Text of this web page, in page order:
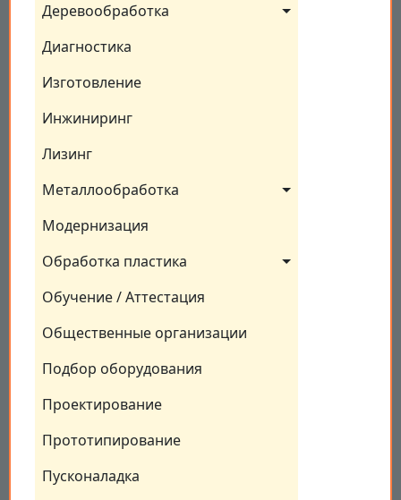
Деревообработка
Диагностика
Изготовление
Инжиниринг
Лизинг
Металлообработка
Модернизация
Обработка пластика
Обучение / Аттестация
Общественные организации
Подбор оборудования
Проектирование
Прототипирование
Пусконаладка